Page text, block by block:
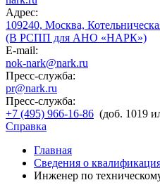
Адрес:
109240, Москва,
(В РСПП для АНО «НАРК»)
E-mail:
nok-nark@nark.ru
Пресс-служба:
pr@nark.ru
Пресс-служба:
+7 (495) 966-16-86 (доб. 1019
Справка
Главная
Сведения о
Инженер по